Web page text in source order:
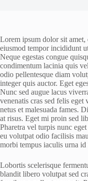
Lorem ipsum dolor sit amet,
eiusmod tempor incididunt
Neque egestas congue
condimentum lacinia quis
odio pellentesque diam
integer quis auctor. Eget
Nunc sed augue lacus
venenatis cras sed felis
netus et malesuada fames.
at risus. Eget mi proin sed
Pharetra vel turpis nunc
eu volutpat odio facilisis
morbi tempus iaculis urna id
Lobortis scelerisque
blandit libero volutpat sed